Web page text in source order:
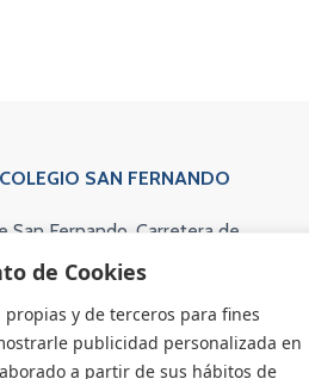
de Cookies
propias y de terceros para fines
publicidad personalizada en
a partir de sus hábitos de
SAN FERNANDO
San Fernando. Carretera de
28049 Madrid
734 63 83